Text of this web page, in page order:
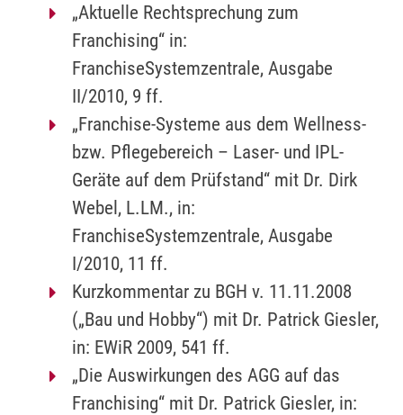
„Aktuelle Rechtsprechung zum
Franchising“ in:
FranchiseSystemzentrale, Ausgabe
II/2010, 9 ff.
„Franchise-Systeme aus dem Wellness-
bzw. Pflegebereich – Laser- und IPL-
Geräte auf dem Prüfstand“ mit Dr. Dirk
Webel, L.LM., in:
FranchiseSystemzentrale, Ausgabe
I/2010, 11 ff.
Kurzkommentar zu BGH v. 11.11.2008
(„Bau und Hobby“) mit Dr. Patrick Giesler,
in: EWiR 2009, 541 ff.
„Die Auswirkungen des AGG auf das
Franchising“ mit Dr. Patrick Giesler, in: